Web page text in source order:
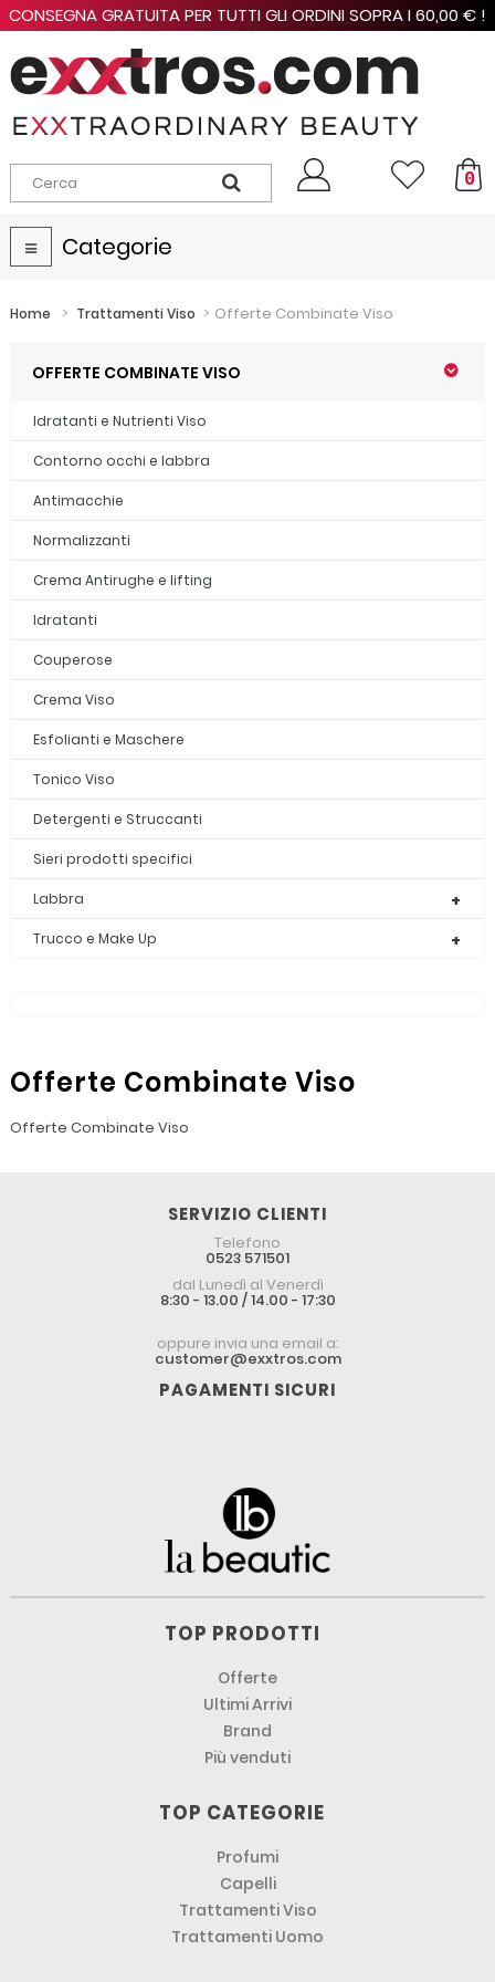
CONSEGNA GRATUITA PER TUTTI GLI ORDINI SOPRA I 60,00 € !
0
Navigazione
Toggle
Categorie
Home > Trattamenti Viso > Offerte Combinate Viso
OFFERTE COMBINATE VISO
Idratanti e Nutrienti Viso
Contorno occhi e labbra
Antimacchie
Normalizzanti
Crema Antirughe e lifting
Idratanti
Couperose
Crema Viso
Esfolianti e Maschere
Tonico Viso
Detergenti e Struccanti
Sieri prodotti specifici
Labbra
Trucco e Make Up
Offerte Combinate Viso
Offerte Combinate Viso
SERVIZIO CLIENTI
Telefono
0523 571501
dal Lunedì al Venerdì
8:30 - 13.00 / 14.00 - 17:30
oppure invia una email a:
customer@exxtros.com
PAGAMENTI SICURI
TOP PRODOTTI
Offerte
Ultimi Arrivi
Brand
Più venduti
TOP CATEGORIE
Profumi
Capelli
Trattamenti Viso
Trattamenti Uomo